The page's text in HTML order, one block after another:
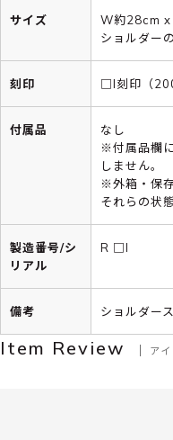
サイズ
W約28cm
ショルダー
刻印 □I刻印（
付属品
なし
※付属品欄
しません。
※外箱・保
それらの状
製造番号/シ
リアル
R □I
備考 ショルダー
Item Review ア